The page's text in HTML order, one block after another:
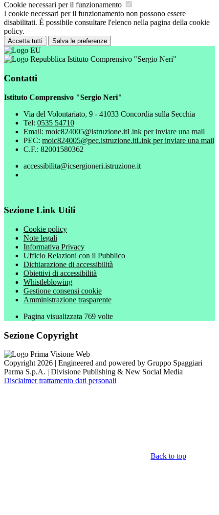
Cookie necessari per il funzionamento
I cookie necessari per il funzionamento non possono essere
disabilitati. È possibile consultare l'elenco nella pagina della cookie
policy.
Accetta tutti Salva le preferenze
Istituto Comprensivo "Sergio Neri"
Contatti
Istituto Comprensivo "Sergio Neri"
Via del Volontariato, 9 - 41033 Concordia sulla Secchia
Tel: 0535 54710
Email: moic824005@istruzione.itLink per inviare una mail
PEC: moic824005@pec.istruzione.itLink per inviare una mail
C.F.: 82001580362
accessibilita@icsergioneri.istruzione.it
Sezione Link Utili
Cookie policy
Note legali
Informativa Privacy
Ufficio Relazioni con il Pubblico
Dichiarazione di accessibilità
Obiettivi di accessibilità
Whistleblowing
Gestione consensi cookie
Amministrazione trasparente
Pagina visualizzata 769 volte
Sezione Copyright
Copyright 2026 | Engineered and powered by Gruppo Spaggiari
Parma S.p.A. | Divisione Publishing & New Social Media
Disclaimer trattamento dati personali
Back to top